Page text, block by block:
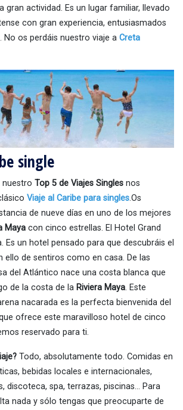
gran actividad. Es un lugar familiar, llevado
con gran experiencia, entusiasmados
No os perdáis nuestro viaje a Creta
single
nuestro Top 5 de Viajes Singles nos
Viaje al Caribe para singles.Os
de nueve días en uno de los mejores
Maya con cinco estrellas. El Hotel Grand
Es un hotel pensado para que descubráis el
ello de sentiros como en casa. De las
del Atlántico nace una costa blanca que
de la costa de la Riviera Maya. Este
nacarada es la perfecta bienvenida del
ofrece este maravilloso hotel de cinco
reservado para ti.
Todo, absolutamente todo. Comidas en
bebidas locales e internacionales,
discoteca, spa, terrazas, piscinas… Para
nada y sólo tengas que preocuparte de